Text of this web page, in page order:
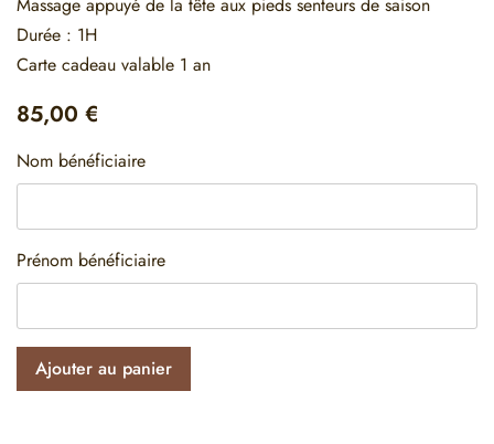
Durée : 1H
Carte cadeau valable 1 an
85,00 €
Nom bénéficiaire
Prénom bénéficiaire
Ajouter au panier